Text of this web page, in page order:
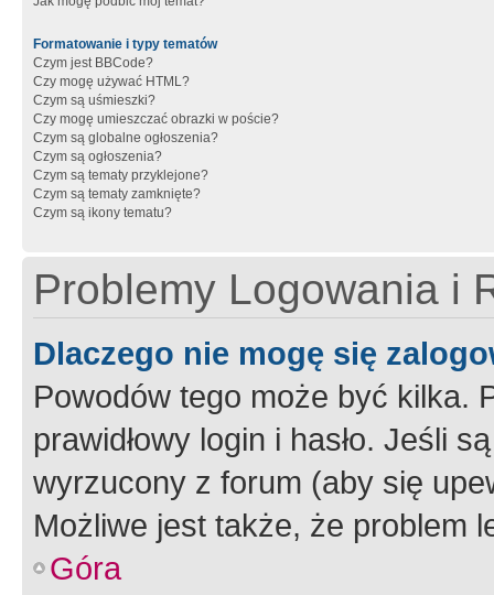
Formatowanie i typy tematów
Czym jest BBCode?
Czy mogę używać HTML?
Czym są uśmieszki?
Czy mogę umieszczać obrazki w poście?
Czym są globalne ogłoszenia?
Czym są ogłoszenia?
Czym są tematy przyklejone?
Czym są tematy zamknięte?
Czym są ikony tematu?
Problemy Logowania i
Dlaczego nie mogę się
Powodów tego może być kilka.
prawidłowy login i hasło. Jeśli
wyrzucony z forum (aby się
Możliwe jest także, że problem
Góra